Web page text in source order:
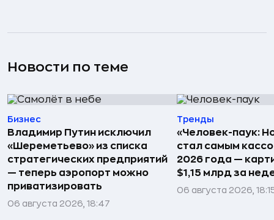
Новости по теме
Бизнес
Владимир Путин исключил
«Шереметьево» из списка
стратегических предприятий
— теперь аэропорт можно
приватизировать
06 августа 2026, 18:47
Тренды
«Человек-паук:
стал самым
2026 года —
$1,15 млрд за
06 августа 2026,